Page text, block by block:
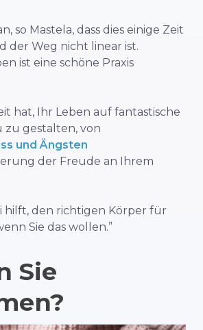
so Mastela, dass dies einige Zeit
der Weg nicht linear ist.
ist eine schöne Praxis
hat, Ihr Leben auf fantastische
zu gestalten, von
und Ängsten
der Freude an Ihrem
hilft, den richtigen Körper für
Sie das wollen.”
Sie